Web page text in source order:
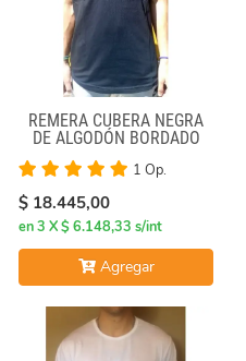
REMERA CUBERA NEGRA
DE ALGODÓN BORDADO
1 Op.
$ 18.445,00
en 3 X $ 6.148,33 s/int
Agregar